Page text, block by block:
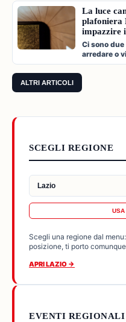
La luce
plafoniera
impazzire
Ci sono
arredare o
ALTRI ARTICOLI
SCEGLI REGIONE
USA
Scegli una regione dal
posizione, ti porto
APRI LAZIO →
EVENTI REGIONALI